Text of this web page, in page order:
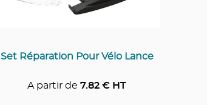
Set Réparation Pour Vélo Lance
A partir de 7.82 € HT